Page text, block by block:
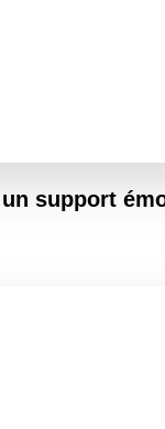
support